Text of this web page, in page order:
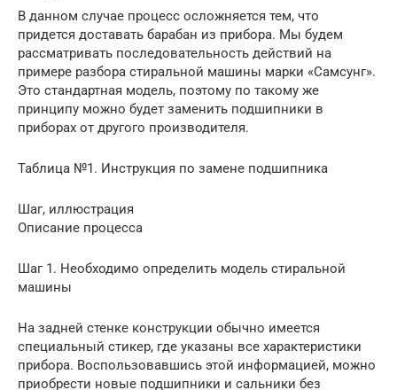
В данном случае процесс осложняется тем, что
придется доставать барабан из прибора. Мы будем
рассматривать последовательность действий на
примере разбора стиральной машины марки «Самсунг».
Это стандартная модель, поэтому по такому же
принципу можно будет заменить подшипники в
приборах от другого производителя.
Таблица №1. Инструкция по замене подшипника
Шаг, иллюстрация
Описание процесса
Шаг 1. Необходимо определить модель стиральной
машины
На задней стенке конструкции обычно имеется
специальный стикер, где указаны все характеристики
прибора. Воспользовавшись этой информацией, можно
приобрести новые подшипники и сальники без